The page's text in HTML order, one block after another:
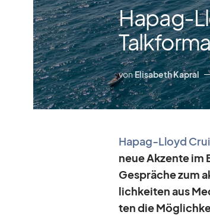
Hapag-
vonElisabeth Kapral
Ha­pag-Lloyd
neue Ak­zente im
Ge­sprä­che zum
lich­kei­ten aus
ten die